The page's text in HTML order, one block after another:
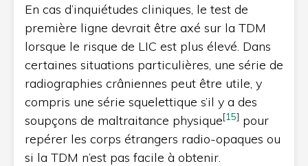
En cas d’inquiétudes cliniques, le test de
première ligne devrait être axé sur la TDM
lorsque le risque de LIC est plus élevé. Dans
certaines situations particulières, une série de
radiographies crâniennes peut être utile, y
compris une série squelettique s’il y a des
soupçons de maltraitance physique[15] pour
repérer les corps étrangers radio-opaques ou
si la TDM n’est pas facile à obtenir.